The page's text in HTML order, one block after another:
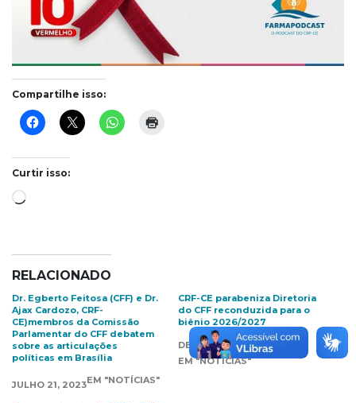
Compartilhe isso:
Curtir isso:
Carregando...
RELACIONADO
Dr. Egberto Feitosa (CFF) e Dr.
Ajax Cardozo, CRF-
CE)membros da Comissão
Parlamentar do CFF debatem
sobre as articulações
políticas em Brasília
JULHO 21, 2023EM "NOTÍCIAS"
CRF-CE parabeniza Diretoria
do CFF reconduzida para o
biênio 2026/2027
DEZEMBRO 16, 2025
EM "NOTÍCIAS"